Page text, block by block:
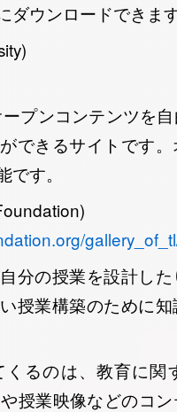
ダウンロードできま
プンコンテンツを
できるサイトです
す。
分の授業を設計し
授業構築のために
るのは、教育に関
授業映像などのコ